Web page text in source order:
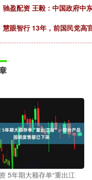
驰盈配资 王毅：中国政府中
慧眼智行 13年，前国民党高
5年期大额存单“重出江